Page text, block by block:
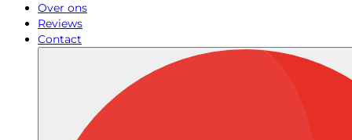
Over ons
Reviews
Contact